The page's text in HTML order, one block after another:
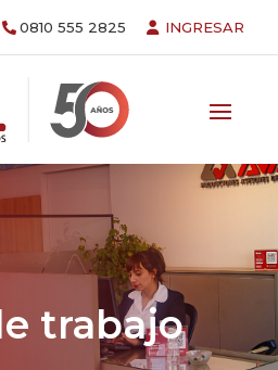
0810 555 2825 INGRESAR
trabajo